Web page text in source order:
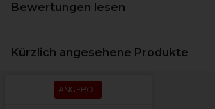
Bewertungen lesen
Kürzlich angesehene Produkte
ANGEBOT